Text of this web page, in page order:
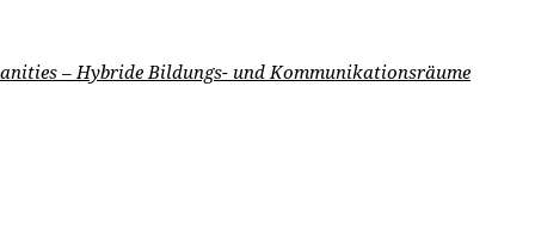
– Hybride Bildungs- und Kommunikationsräume